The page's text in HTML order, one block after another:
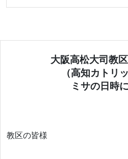
大阪高松大司教
（高知カトリ
ミサの日時
教区の皆様